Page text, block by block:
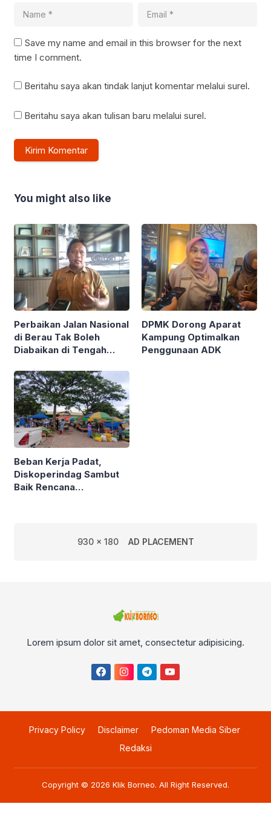
Save my name and email in this browser for the next
time I comment.
Beritahu saya akan tindak lanjut komentar melalui surel.
Beritahu saya akan tulisan baru melalui surel.
You might also like
Perbaikan Jalan Nasional
di Berau Tak Boleh
Diabaikan di Tengah
Kalimantan
DPMK Dorong Aparat
Kampung Optimalkan
Penggunaan ADK
Beban Kerja Padat,
Diskoperindag Sambut
Baik Rencana
930 x 180 AD PLACEMENT
Lorem ipsum dolor sit amet, consectetur adipisicing.
Privacy Policy Disclaimer
Pedoman Media Siber
Redaksi
Copyright © 2026 Klik Borneo. All Right Reserved.